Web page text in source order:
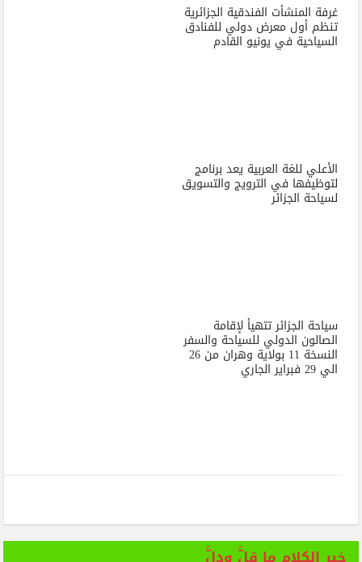
غرفة المنشأت الفندقية الجزائرية
تنظم أول معرض دولي للفنادق
السياحية في يونيو القادم
الأعلي للغة العربية يعد برنامج
لتوظيفها في الترويج والتسويق
لسياحة الجزائر
سياحة الجزائر تتهيأ لإقامة
الصالون الدولي للسياحة والسفر
النسخة 11 بولاية وهران من 26
الي 29 فبراير الجاري